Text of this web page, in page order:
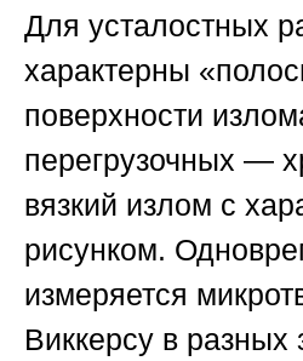
Для усталостных
характерны
поверхности
перегрузочных —
вязкий излом с
рисунком.
измеряется
Виккерсу в разных